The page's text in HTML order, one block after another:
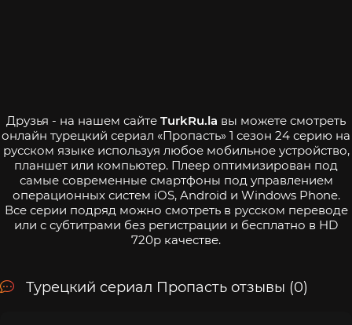
Друзья - на нашем сайте TurkRu.la вы можете смотреть
онлайн турецкий сериал «Пропасть» 1 сезон 24 серию на
русском языке используя любое мобильное устройство,
планшет или компьютер. Плеер оптимизирован под
самые современные смартфоны под управлением
операционных систем iOS, Android и Windows Phone.
Все серии подряд можно смотреть в русском переводе
или с субтитрами без регистрации и бесплатно в HD
720p качестве.
Турецкий сериал Пропасть отзывы (0)